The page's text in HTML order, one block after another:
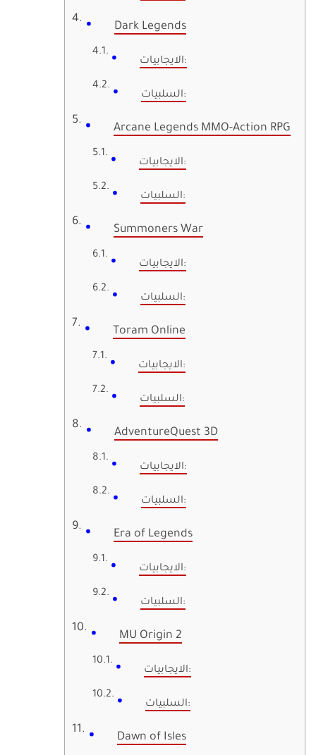
Dark Legends
الايجابيات:
السلبيات:
Arcane Legends MMO-Action RPG
الايجابيات:
السلبيات:
Summoners War
الايجابيات:
السلبيات:
Toram Online
الايجابيات:
السلبيات:
AdventureQuest 3D
الايجابيات:
السلبيات:
Era of Legends
الايجابيات:
السلبيات:
MU Origin 2
الايجابيات:
السلبيات:
Dawn of Isles